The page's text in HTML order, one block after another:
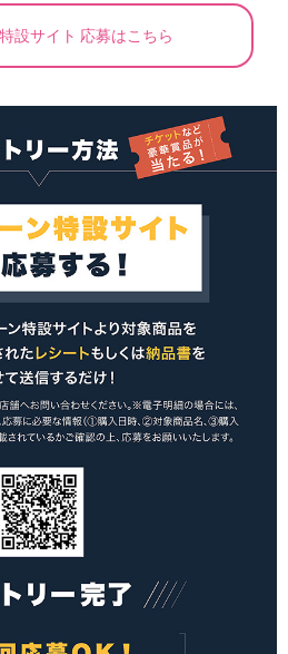
設サイト 応募はこちら